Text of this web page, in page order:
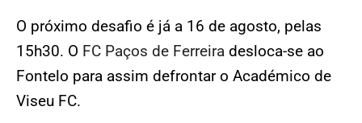
O próximo desafio é já a 16 de agosto, pelas
15h30. O FC Paços de Ferreira desloca-se ao
Fontelo para assim defrontar o Académico de
Viseu FC.